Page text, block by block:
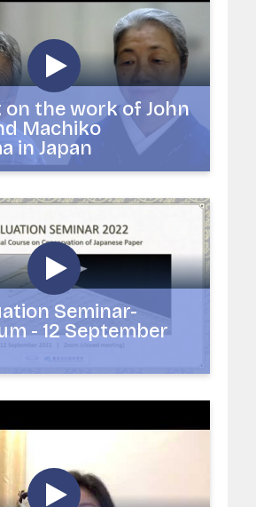
the work of John
Machiko
in Japan
Seminar-
- 12 September